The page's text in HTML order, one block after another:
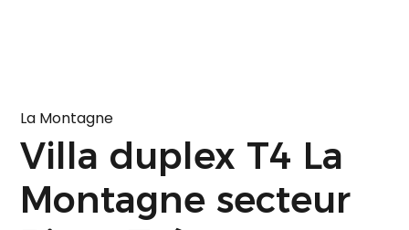
La Montagne
Villa duplex T4 La
Montagne secteur